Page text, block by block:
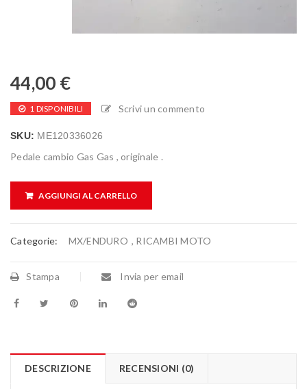
44,00 €
1 DISPONIBILI Scrivi un commento
SKU: ME120336026
Pedale cambio Gas Gas , originale .
AGGIUNGI AL CARRELLO
Categorie: MX/ENDURO , RICAMBI MOTO
Stampa Invia per email
DESCRIZIONE RECENSIONI (0)